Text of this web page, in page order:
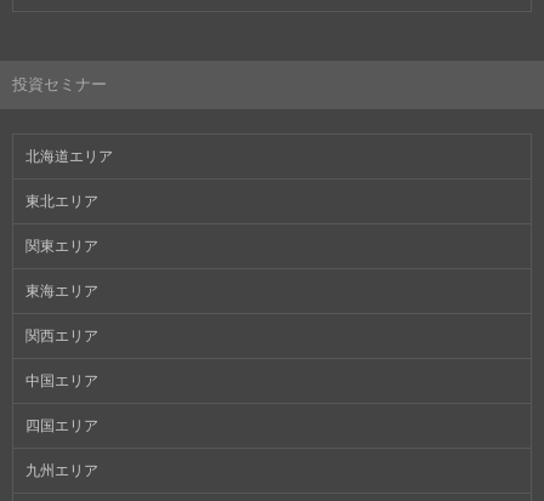
投資セミナー
北海道エリア
東北エリア
関東エリア
東海エリア
関西エリア
中国エリア
四国エリア
九州エリア